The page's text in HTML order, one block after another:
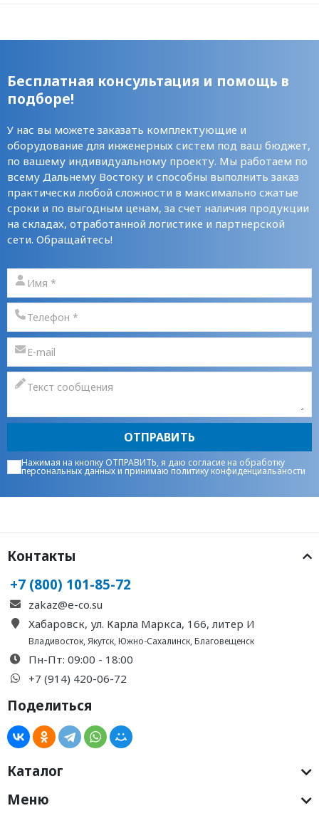
Бесплатная консультация и помощь в
подборе!
У нас вы можете заказать комплектующие и
оборудование для инженерных систем под ваш бюджет,
по вашему индивидуальному проекту. Мы работаем по
всему Дальнему Востоку и способны выполнить заказ
практически любой сложности в максимально сжатые
сроки и по выгодным ценам, за счет наличия продукции
на складах, отработанной логистике и партнерской
сети. Обращайтесь!
ОТПРАВИТЬ
Нажимая на кнопку ОТПРАВИТЬ, я даю согласие на обработку
персональных данныхи принимаюполитику конфиденциальаности
Контакты
+7 (800) 101-85-72
zakaz@e-co.su
Хабаровск, ул. Карла Маркса, 166, литер И
Владивосток,Якутск,Южно-Сахалинск,Благовещенск
Пн-Пт: 09:00 - 18:00
+7 (914) 420-06-72
Поделиться
Каталог
Меню